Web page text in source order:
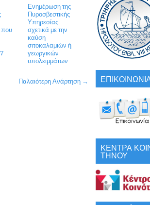
που
Ενημέρωση της
Πυροσβεστικής
Υπηρεσίας
σχετικά με την
καύση
σιτοκαλαμιών ή
γεωργικών
υπολειμμάτων
Παλαιότερη Ανάρτηση →
ΚΕΝΤΡΑ
ΤΗΝΟΥ